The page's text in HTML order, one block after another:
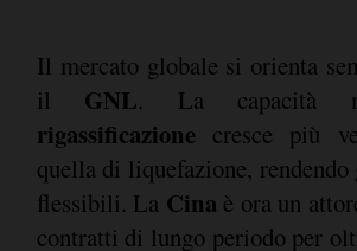
Il mercato globale si orienta
il GNL. La capacità
rigassificazione cresce più
quella di liquefazione,
flessibili. La Cina è ora un
contratti di lungo periodo per